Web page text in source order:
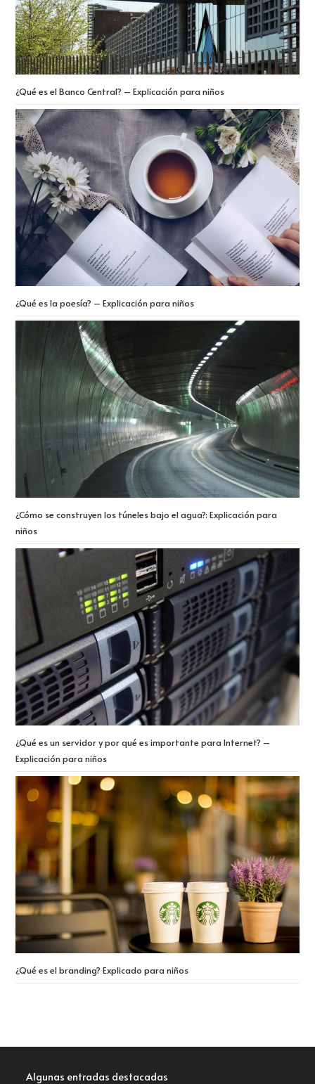
¿Qué es el Banco Central? – Explicación para niños
¿Qué es la poesía? – Explicación para niños
¿Cómo se construyen los túneles bajo el agua?: Explicación para
niños
¿Qué es un servidor y por qué es importante para Internet? –
Explicación para niños
¿Qué es el branding? Explicado para niños
Algunas entradas destacadas